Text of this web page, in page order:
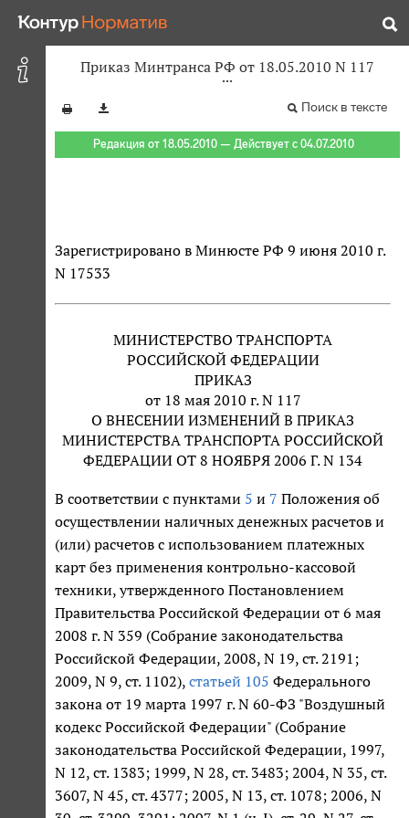
Приказ Минтранса РФ от 18.05.2010 N 117
Поиск в тексте
Редакция от 18.05.2010 — Действует с 04.07.2010
Зарегистрировано в Минюсте РФ 9 июня 2010 г.
N 17533
МИНИСТЕРСТВО ТРАНСПОРТА
РОССИЙСКОЙ ФЕДЕРАЦИИ
ПРИКАЗ
от 18 мая 2010 г. N 117
О ВНЕСЕНИИ ИЗМЕНЕНИЙ В ПРИКАЗ
МИНИСТЕРСТВА ТРАНСПОРТА РОССИЙСКОЙ
ФЕДЕРАЦИИ ОТ 8 НОЯБРЯ 2006 Г. N 134
В соответствии с пунктами 5 и 7 Положения об
осуществлении наличных денежных расчетов и
(или) расчетов с использованием платежных
карт без применения контрольно-кассовой
техники, утвержденного Постановлением
Правительства Российской Федерации от 6 мая
2008 г. N 359 (Собрание законодательства
Российской Федерации, 2008, N 19, ст. 2191;
2009, N 9, ст. 1102), статьей 105 Федерального
закона от 19 марта 1997 г. N 60-ФЗ "Воздушный
кодекс Российской Федерации" (Собрание
законодательства Российской Федерации, 1997,
N 12, ст. 1383; 1999, N 28, ст. 3483; 2004, N 35, ст.
3607, N 45, ст. 4377; 2005, N 13, ст. 1078; 2006, N